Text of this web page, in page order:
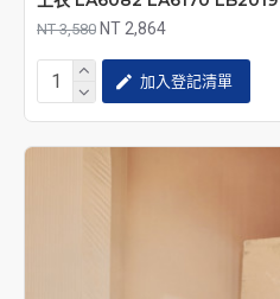
NT 3,580 NT 2,864
加入登記清單